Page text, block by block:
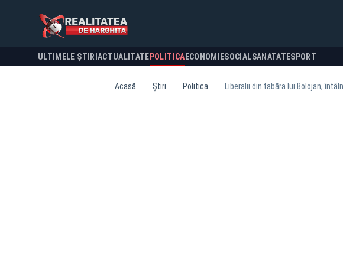
ULTIMELE ȘTIRI ACTUALITATE POLITICA ECONOMIESOCIALSANATATESPORT
Acasă Știri Politica Liberalii din tabăra lui Bolojan,